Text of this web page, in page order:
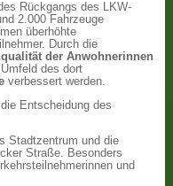
Rückgangs des LKW-
2.000 Fahrzeuge
überhöhte
Durch die
der Anwohnerinnen
des dort
verbessert werden.
Entscheidung des
Stadtzentrum und die
Straße. Besonders
und